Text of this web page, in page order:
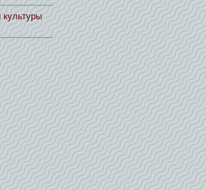
культуры